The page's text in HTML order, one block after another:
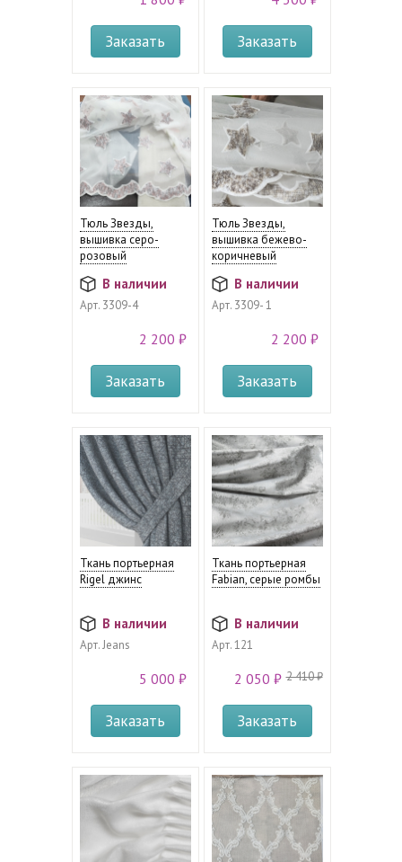
Заказать Заказать
Тюль Звезды,
вышивка серо-
розовый
В наличии
Арт.3309-4
2 200 ₽
Заказать
Тюль Звезды,
вышивка бежево-
коричневый
В наличии
Арт.3309- 1
2 200 ₽
Заказать
Ткань портьерная
Rigel джинс
В наличии
Арт.Jeans
5 000 ₽
Заказать
Ткань портьерная
Fabian, серые ромбы
В наличии
Арт.121
2 410 ₽
2 050 ₽
Заказать